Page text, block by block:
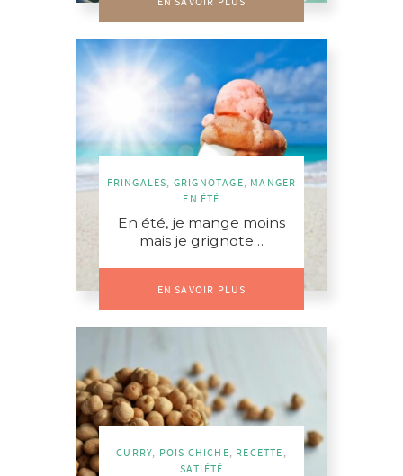
FRINGALES GRIGNOTAGE MANGER
EN ÉTÉ
En été, je mange moins
mais je grignote…
EN SAVOIR PLUS
CURRY POIS CHICHE RECETTE
SATIÉTÉ